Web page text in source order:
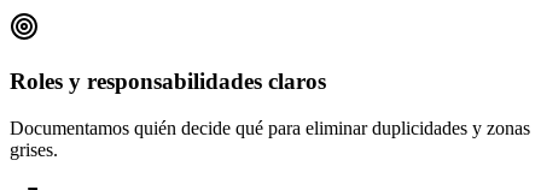
Roles y responsabilidades claros
Documentamos quién decide qué para eliminar duplicidades y zonas
grises.